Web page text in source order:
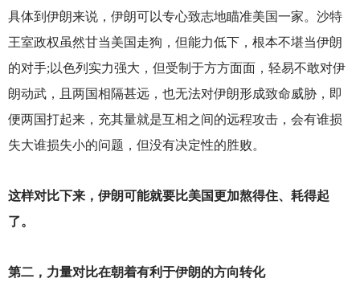
具体到伊朗来说，伊朗可以专心致志地瞄准美国一家。沙特
王室政权虽然甘当美国走狗，但能力低下，根本不堪当伊朗
的对手;以色列实力强大，但受制于方方面面，轻易不敢对伊
朗动武，且两国相隔甚远，也无法对伊朗形成致命威胁，即
便两国打起来，充其量就是互相之间的远程攻击，会有谁损
失大谁损失小的问题，但没有决定性的胜败。
这样对比下来，伊朗可能就要比美国更加熬得住、耗得起
了。
第二，力量对比在朝着有利于伊朗的方向转化